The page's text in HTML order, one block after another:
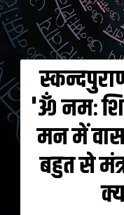
'ॐ नमः
मन में
बहुत से